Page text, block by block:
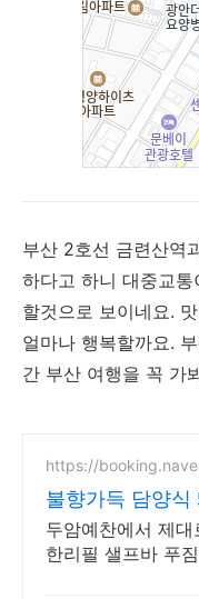
부산 2호선 금련산역
하다고 하니 대중교
할것으로 보이네요.
얼마나 행복할까요.
간 부산 여행을 꼭 가
https://
불향가득 담양식
두암예찬!
두암예찬에서 제
한리필 샐프바 푸